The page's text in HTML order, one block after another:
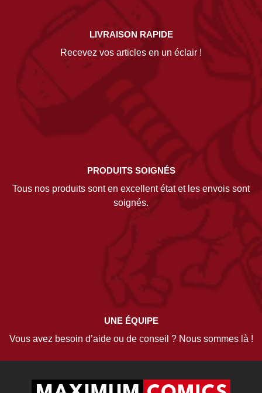
LIVRAISON RAPIDE
Recevez vos articles en un éclair !
PRODUITS SOIGNÉS
Tous nos produits sont en excellent état et les envois sont
soignés.
UNE ÉQUIPE
Vous avez besoin d’aide ou de conseil ? Nous sommes là !